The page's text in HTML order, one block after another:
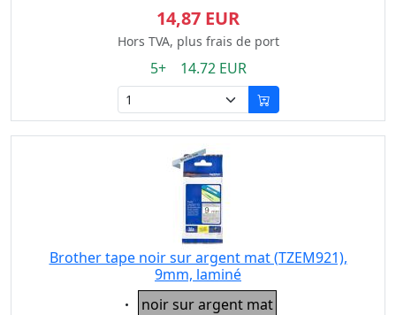
14,87 EUR
Hors TVA, plus frais de port
5+ 14.72 EUR
Brother tape noir sur argent mat (TZEM921),
9mm, laminé
Eigenschaft:
noir sur argent mat